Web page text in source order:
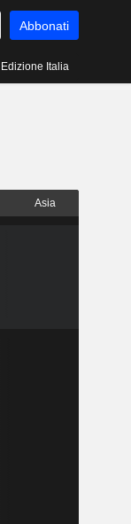
Abbonati
Edizione Italia
Asia